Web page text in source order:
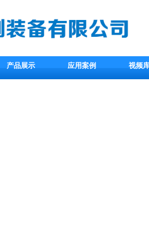
产品展示 应用案例 视频